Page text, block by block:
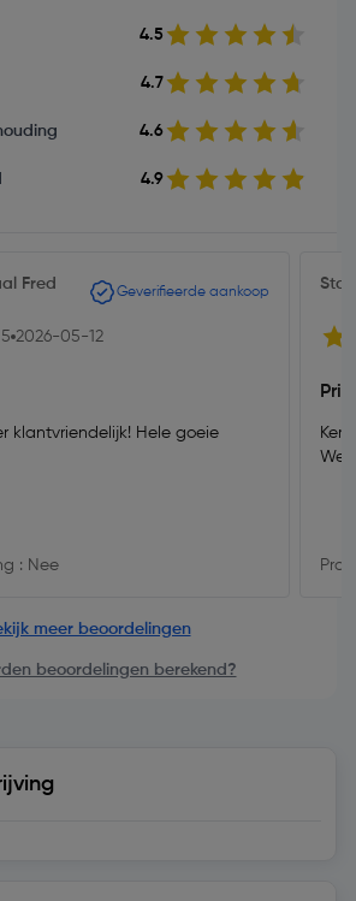
4.5
4.7
4.6
4.9
Fred Geverifieerde aankoop
5 2026-05-12
klantvriendelijk! Hele goeie
: Nee
meer beoordelingen
beoordelingen berekend?